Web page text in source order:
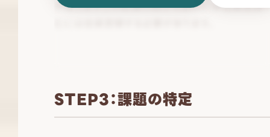
STEP3：課題の特定